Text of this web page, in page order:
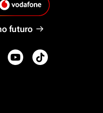
futuro